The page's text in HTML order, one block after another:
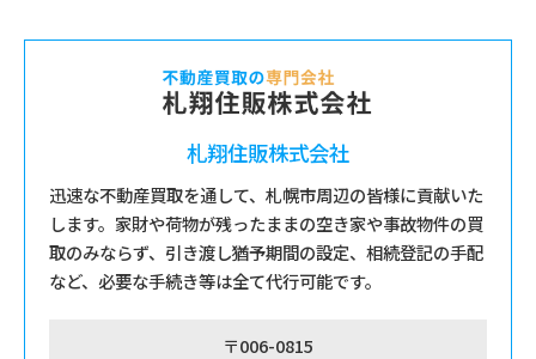
札翔住販株式会社
迅速な不動産買取を通して、札幌市周辺の皆様に貢献いた
します。家財や荷物が残ったままの空き家や事故物件の買
取のみならず、引き渡し猶予期間の設定、相続登記の手配
など、必要な手続き等は全て代行可能です。
〒006-0815